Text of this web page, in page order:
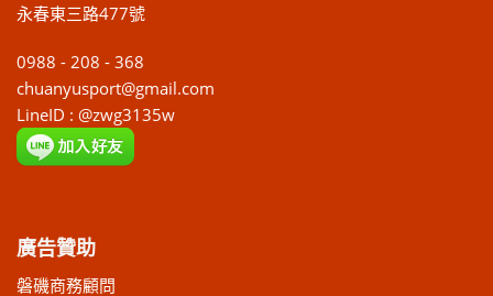
永春東三路477號
0988 - 208 - 368
chuanyusport@gmail.com
LineID : @zwg3135w
廣告贊助
磐磯商務顧問